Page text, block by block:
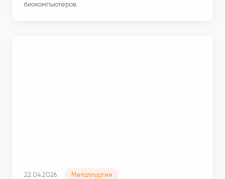
биокомпьютеров.
22.04.2026 Металлургия